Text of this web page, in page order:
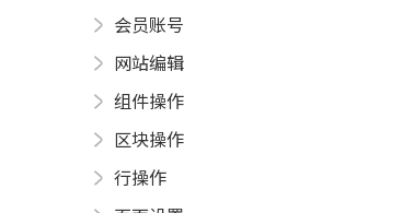
会员账号
网站编辑
组件操作
区块操作
行操作